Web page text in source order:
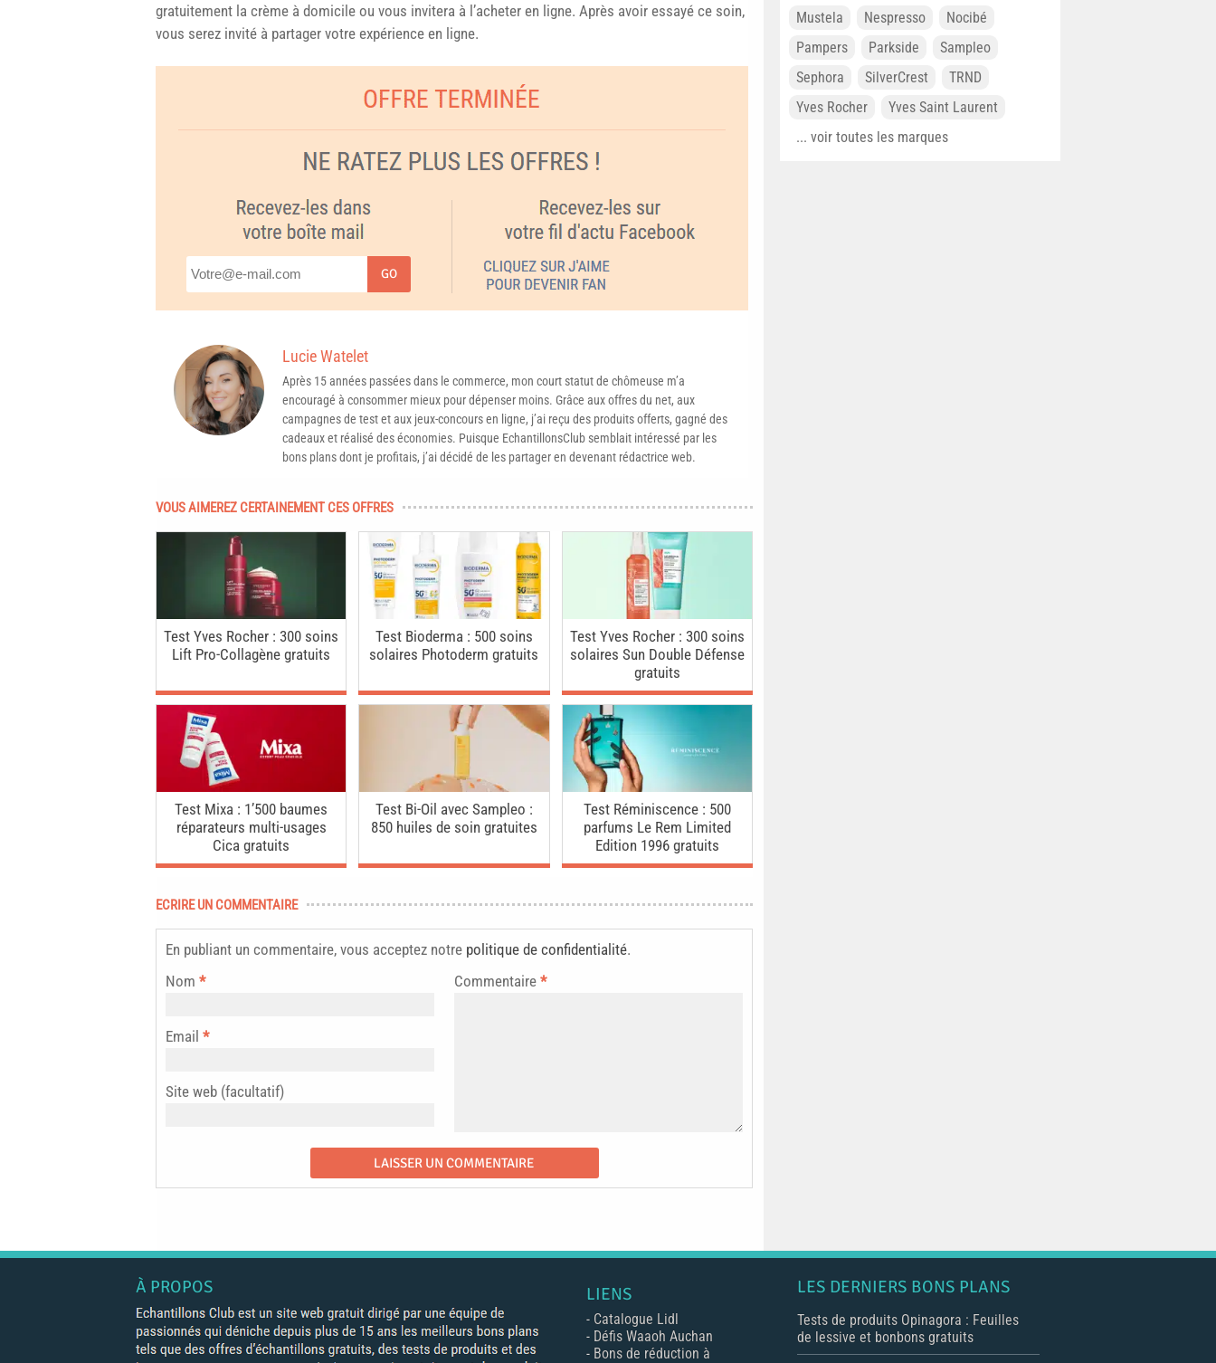
gratuitement la crème à domicile ou vous invitera à l’acheter en ligne. Après avoir essayé ce soin,
vous serez invité à partager votre expérience en ligne.
GO
Lucie Watelet
Après 15 années passées dans le commerce, mon court statut de chômeuse m’a
encouragé à consommer mieux pour dépenser moins. Grâce aux offres du net, aux
campagnes de test et aux jeux-concours en ligne, j’ai reçu des produits offerts, gagné des
cadeaux et réalisé des économies. Puisque EchantillonsClub semblait intéressé par les
bons plans dont je profitais, j’ai décidé de les partager en devenant rédactrice web.
VOUS AIMEREZ CERTAINEMENT CES OFFRES
Test Yves Rocher : 300 soins
Lift Pro-Collagène gratuits
Test Bioderma : 500 soins
solaires Photoderm gratuits
Test Yves Rocher : 300 soins
solaires Sun Double Défense
gratuits
Test Mixa : 1’500 baumes
réparateurs multi-usages
Cica gratuits
Test Bi-Oil avec Sampleo :
850 huiles de soin gratuites
Test Réminiscence : 500
parfums Le Rem Limited
Edition 1996 gratuits
ECRIRE UN COMMENTAIRE
En publiant un commentaire, vous acceptez notre politique de confidentialité.
Commentaire *
Nom *
Email *
Site web (facultatif)
Mustela
Nespresso
Nocibé
Pampers
Parkside
Sampleo
Sephora
SilverCrest
TRND
Yves Rocher
Yves Saint Laurent
... voir toutes les marques
À PROPOS LIENS
- Catalogue Lidl
- Défis Waaoh Auchan
- Bons de réduction à
LES DERNIERS BONS PLANS
Tests de produits Opinagora : Feuilles
de lessive et bonbons gratuits